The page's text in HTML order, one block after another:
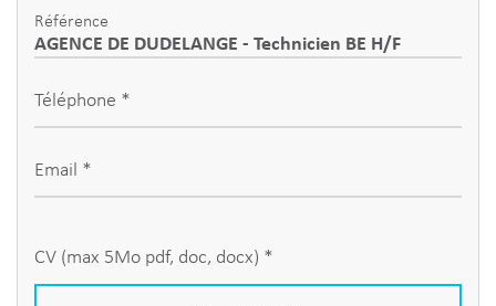
Référence
Téléphone *
Email *
CV (max 5Mo pdf, doc, docx) *